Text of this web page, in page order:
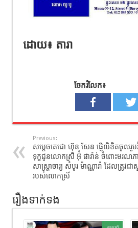
ដោយ​៖ តារា​
ចែករំលែក៖
Previous:
សម្តេចតេជោ ហ៊ុន សែន ផ្ញើលិខិតចូលរួម
ទុក្ខជូនលោកស្រី អ៊ុំ ផារ៉ាន់ ចំពោះមរណភ
សាស្ត្រាចារ្យ សំបូរ ម៉ាណ្ណារ៉ា ដែលត្រូវជាស្
របស់លោកស្រី
រឿងទាក់ទង